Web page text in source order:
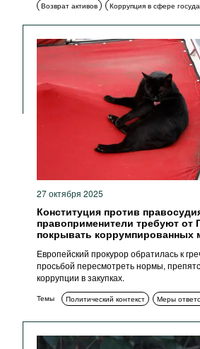
Возврат активов
Коррупция в сфере
Антикоррупционные органы
ИКТ
Меры
Антикоррупционные политики и стратегии
27 октября 2025
Конституция против
правоприменители требуют от
покрывать коррумпированных
Европейский прокурор обратилась к
просьбой пересмотреть нормы,
коррупции в закупках.
Темы Политический контекст Меры